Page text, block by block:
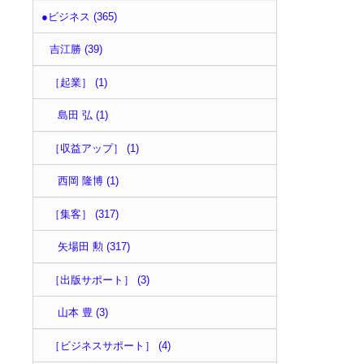
●ビジネス (365)
吉江勝 (39)
［起業］ (1)
島田 弘 (1)
［収益アップ］ (1)
西岡 隆博 (1)
［集客］ (317)
矢場田 勲 (317)
［出版サポート］ (3)
山本 豊 (3)
［ビジネスサポート］ (4)